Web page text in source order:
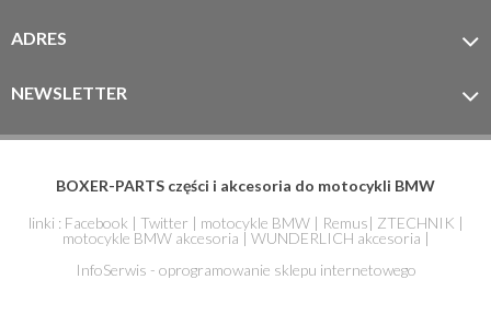
ADRES 
ul. Koronkarska 7/11
NEWSLETTER 
BOXER-PARTS części i akcesoria do motocykli BMW
linki : Facebook | Twitter | motocykle BMW| Remus| ZTECHNIK |
motocykle BMW akcesoria | WUNDERLICH akcesoria |
InfoSerwis - oprogramowanie sklepu internetowego